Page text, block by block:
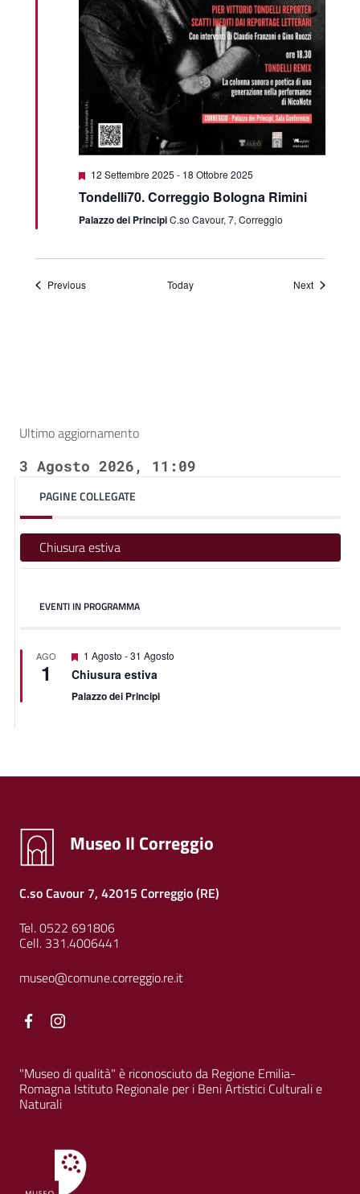
Featured
12 Settembre 2025 - 18 Ottobre 2025
Tondelli70. Correggio Bologna Rimini
Palazzo dei PrincipiC.so Cavour, 7, Correggio
PreviousEvents Today NextEvents
Ultimo aggiornamento
3 Agosto 2026, 11:09
PAGINE COLLEGATE
Chiusura estiva
EVENTI IN PROGRAMMA
AGO
1
Featured
1 Agosto -31 Agosto
Chiusura estiva
Palazzo dei Principi
Museo Il Correggio
C.so Cavour 7, 42015 Correggio (RE)
Tel. 0522 691806
Cell. 331.4006441
museo@comune.correggio.re.it
Facebook
"Museo di qualità" è riconosciuto da Regione Emilia-
Romagna Istituto Regionale per i Beni Artistici Culturali e
Naturali